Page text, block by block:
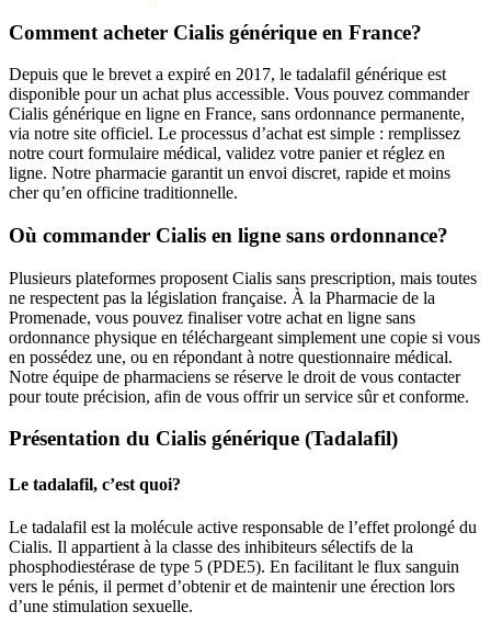
Comment acheter Cialis générique en France?
Depuis que le brevet a expiré en 2017, le tadalafil générique est
disponible pour un achat plus accessible. Vous pouvez commander
Cialis générique en ligne en France, sans ordonnance permanente,
via notre site officiel. Le processus d’achat est simple : remplissez
notre court formulaire médical, validez votre panier et réglez en
ligne. Notre pharmacie garantit un envoi discret, rapide et moins
cher qu’en officine traditionnelle.
Où commander Cialis en ligne sans ordonnance?
Plusieurs plateformes proposent Cialis sans prescription, mais toutes
ne respectent pas la législation française. À la Pharmacie de la
Promenade, vous pouvez finaliser votre achat en ligne sans
ordonnance physique en téléchargeant simplement une copie si vous
en possédez une, ou en répondant à notre questionnaire médical.
Notre équipe de pharmaciens se réserve le droit de vous contacter
pour toute précision, afin de vous offrir un service sûr et conforme.
Présentation du Cialis générique (Tadalafil)
Le tadalafil, c’est quoi?
Le tadalafil est la molécule active responsable de l’effet prolongé du
Cialis. Il appartient à la classe des inhibiteurs sélectifs de la
phosphodiestérase de type 5 (PDE5). En facilitant le flux sanguin
vers le pénis, il permet d’obtenir et de maintenir une érection lors
d’une stimulation sexuelle.